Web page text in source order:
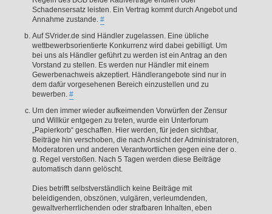
Schadensersatz leisten. Ein Vertrag kommt durch Angebot und
Annahme zustande. #
Auf SVrider.de sind Händler zugelassen. Eine übliche
wettbewerbsorientierte Konkurrenz wird dabei gebilligt. Um
bei uns als Händler geführt zu werden ist ein Antrag an den
Vorstand zu stellen. Es werden nur Händler mit einem
Gewerbenachweis akzeptiert. Händlerangebote sind nur in
dem dafür vorgesehenen Bereich einzustellen und zu
bewerben. #
Um den immer wieder aufkeimenden Vorwürfen der Zensur
und Willkür entgegen zu treten, wurde ein Unterforum
„Papierkorb“ geschaffen. Hier werden, für jeden sichtbar,
Beiträge hin verschoben, die nach Ansicht der Administratoren,
Moderatoren und anderen Verantwortlichen gegen eine der o.
g. Regel verstoßen. Nach 5 Tagen werden diese Beiträge
automatisch dann gelöscht.
Dies betrifft selbstverständlich keine Beiträge mit
beleidigenden, obszönen, vulgären, verleumdenden,
gewaltverherrlichenden oder strafbaren Inhalten, eben